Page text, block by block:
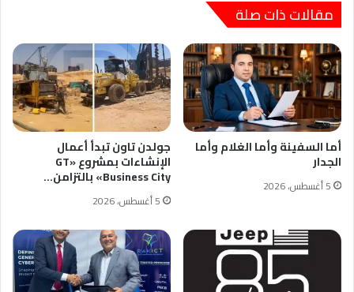
مقالات ذات صلة
أما السفينة وأما الغلام وأما
الجدار
5 أغسطس، 2026
جولدن تاون تبدأ أعمال
الإنشاءات بمشروع «GT
Business City» بالتزامن…
5 أغسطس، 2026